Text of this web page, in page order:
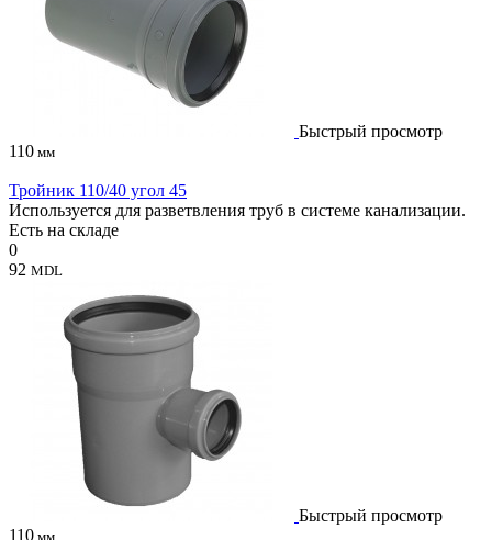
Быстрый просмотр
110 мм
Тройник 110/40 угол 45
Используется для разветвления труб в системе канализации.
Есть на складе
0
92 MDL
Быстрый просмотр
110 мм